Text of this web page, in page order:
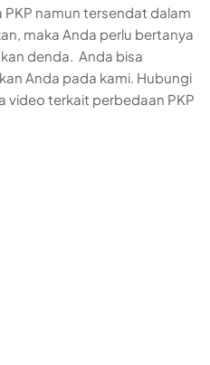
PKP namun tersendat dalam
maka Anda perlu bertanya
denda. Anda bisa
Anda pada kami. Hubungi
video terkait perbedaan PKP